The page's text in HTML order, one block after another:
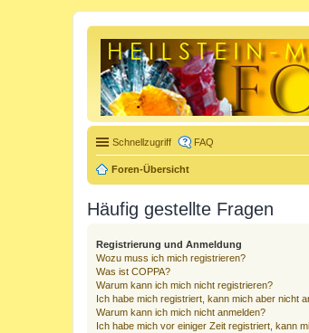
Schnellzugriff FAQ
Foren-Übersicht
Häufig gestellte Fragen
Registrierung und Anmeldung
Wozu muss ich mich registrieren?
Was ist COPPA?
Warum kann ich mich nicht registrieren?
Ich habe mich registriert, kann mich aber nicht
Warum kann ich mich nicht anmelden?
Ich habe mich vor einiger Zeit registriert, kann